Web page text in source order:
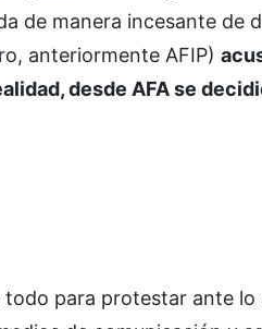
de manera incesante de
anteriormente AFIP)
desde AFA se
para protestar ante lo